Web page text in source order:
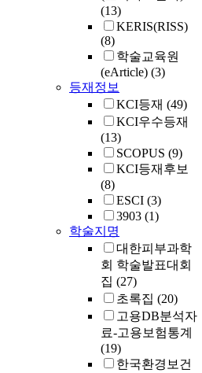
(13)
KERIS(RISS)
(8)
학술교육원
(eArticle) (3)
등재정보
KCI등재 (49)
KCI우수등재
(13)
SCOPUS (9)
KCI등재후보
(8)
ESCI (3)
3903 (1)
학술지명
대한피부과학
회 학술발표대회
집 (27)
초록집 (20)
고용DB분석자
료-고용보험통계
(19)
한국환경보건